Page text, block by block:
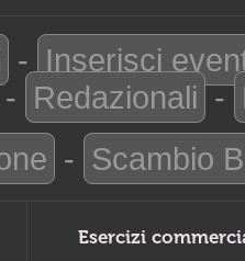
- Inserisci
Redazionali -
- Scambio
Esercizi